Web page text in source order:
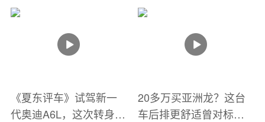
《夏东评车》试驾新一
代奥迪A6L，这次转身华
20多万买亚洲龙？这台
车后排更舒适曾对标